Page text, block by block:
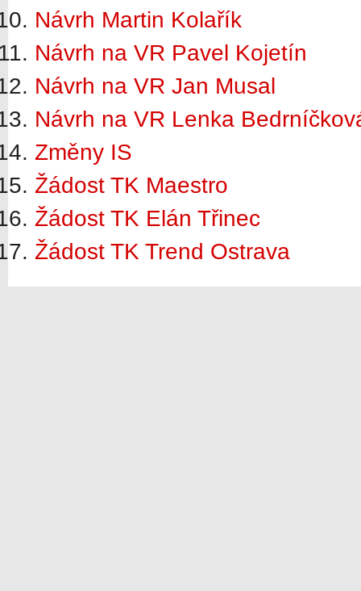
Návrh Martin Kolařík
Návrh na VR Pavel Kojetín
Návrh na VR Jan Musal
Návrh na VR Lenka
Změny IS
Žádost TK Maestro
Žádost TK Elán Třinec
Žádost TK Trend Ostrava